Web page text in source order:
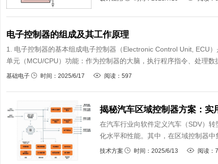
电子控制器的组成及其工作原理
1. 电子控制器的基本组成电子控制器（Electronic Control Unit, ECU
单元（MCU/CPU）功能：作为控制器的大脑，执行程序指令、处理
基础电子 时间：2025/6/17 阅读：597
揭秘汽车区域控制器方案：实
在汽车行业向软件定义汽车（SDV）
化水平和性能。其中，在区域控制器
技术方案 时间：2025/6/13 阅读：